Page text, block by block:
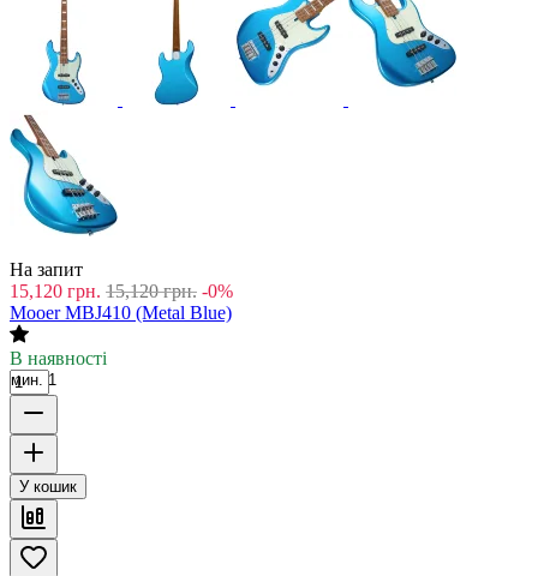
На запит
15,120 грн. 15,120 грн. -0%
Mooer MBJ410 (Metal Blue)
В наявності
мин. 1
У кошик